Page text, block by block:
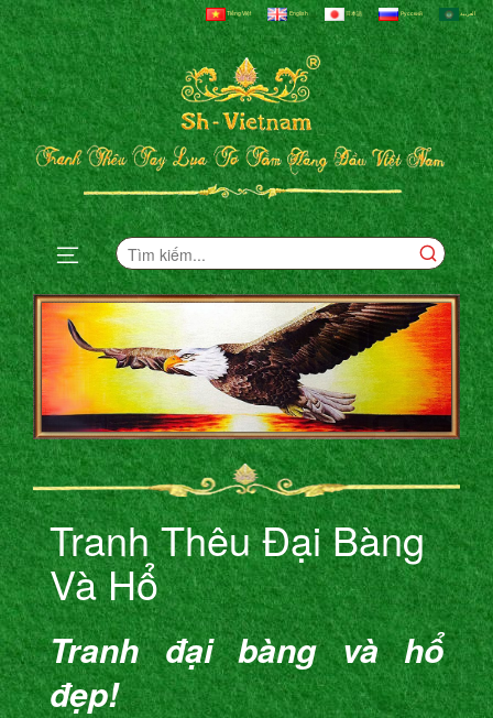
Tiếng Việt English 日本語 Русский العربية
Tranh Thêu Đại Bàng
Và Hổ
Tranh đại bàng và hổ
đẹp!